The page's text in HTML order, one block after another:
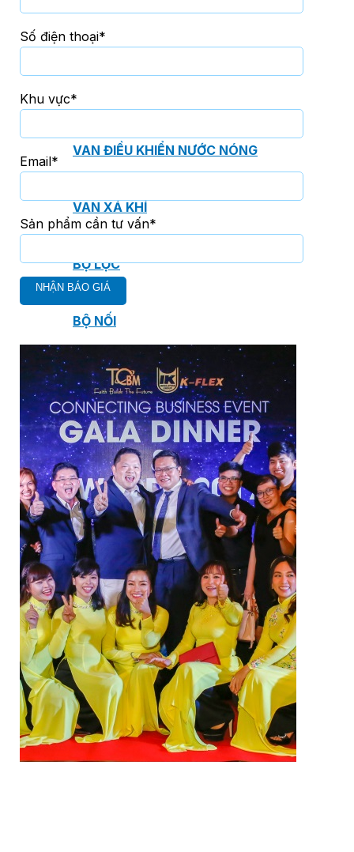
VAN ĐIỀU KHIỂN NƯỚC NÓNG
VAN XẢ KHÍ
BỘ LỌC
BỘ NỐI
Dự án
Catalogue
Tin tức
Liên hệ
Tìm
kiếm:
Tiếng Việt
Tiếng Việt
English
Tìm
kiếm:
Số điện thoại*
Khu vực*
Email*
Sản phẩm cần tư vấn*